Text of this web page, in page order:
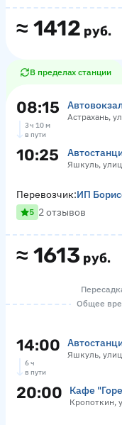
≈ 1412 руб.
В пределах станции
08:15 Астрахань,
3 ч 10 м
в пути
10:25 Яшкуль,
≈ 1613 руб.
Перевозчик:ИП
5 2 отзывов
Общее
14:00 Яшкуль,
6 ч
в пути
20:00 Кафе
Кропоткин,